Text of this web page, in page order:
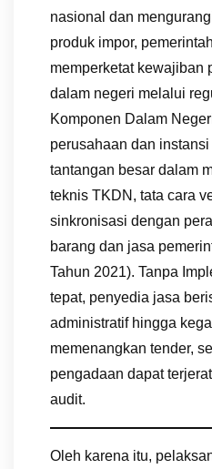
nasional dan
produk impor,
memperketat kewajiban
dalam negeri melalui
Komponen Dalam
perusahaan dan
tantangan besar dalam
teknis TKDN, tata cara
sinkronisasi dengan
barang dan jasa
Tahun 2021). Tanpa
tepat, penyedia jasa
administratif hingga
memenangkan tender,
pengadaan dapat
audit.
Oleh karena itu,